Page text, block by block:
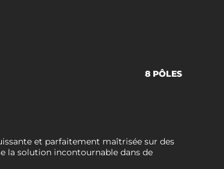
8 PÔLES
et parfaitement maîtrisée sur des
la solution incontournable dans de